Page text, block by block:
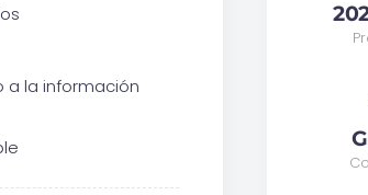
a la información